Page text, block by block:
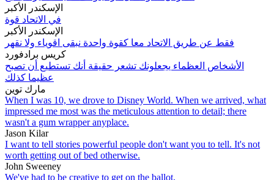
الإسكندر الأكبر
في الاتحاد قوة
الإسكندر الأكبر
فقط عن طريق الاتحاد معا كقوة واحدة نبقى اقوياء ولا نقهر
كريس برادفورد
الأشخاص العظماء يجعلونك تشعر حقيقة أنك تستطيع أن تصبح
عظيما كذلك
مارك توين
When I was 10, we drove to Disney World. When we arrived, what
impressed me most was the meticulous attention to detail; there
wasn't a gum wrapper anyplace.
Jason Kilar
I want to tell stories powerful people don't want you to tell. It's not
worth getting out of bed otherwise.
John Sweeney
We've had to be creative to get on the ballot.